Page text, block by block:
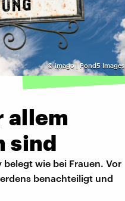
©imago | Pond5 Images
allem
sind
wie bei Frauen. Vor
benachteiligt und